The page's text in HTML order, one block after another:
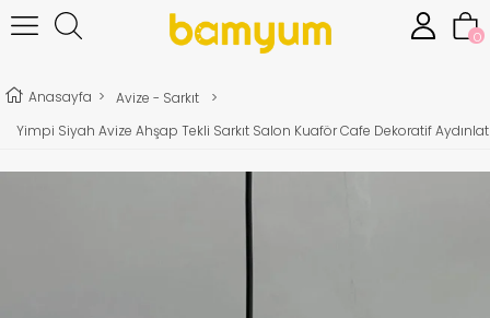
0
Anasayfa > Avize - Sarkıt
>
Yimpi Siyah Avize Ahşap Tekli Sarkıt Salon Kuaför Cafe Dekoratif